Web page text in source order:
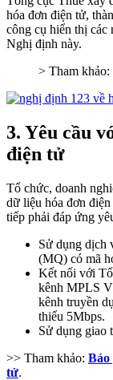
hóa đơn điện tử,
công cụ hiển thị các
Nghị định này.
> Tham khảo:
3. Yêu cầu
điện tử
Tổ chức, doanh
dữ liệu hóa đơn
tiếp phải đáp ứng
Sử dụng dịch
(MQ) có mã
Kết nối với
kênh MPLS
kênh truyền
thiểu 5Mbps.
Sử dụng giao
>> Tham khảo: Báo
tử.